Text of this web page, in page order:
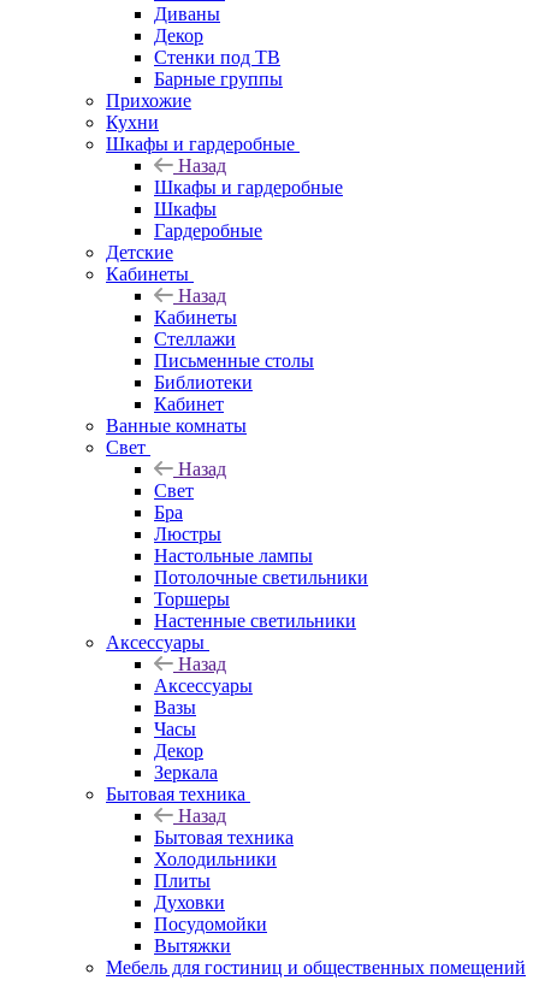
Диваны
Декор
Стенки под ТВ
Барные группы
Прихожие
Кухни
Шкафы и гардеробные
Назад
Шкафы и гардеробные
Шкафы
Гардеробные
Детские
Кабинеты
Назад
Кабинеты
Стеллажи
Письменные столы
Библиотеки
Кабинет
Ванные комнаты
Свет
Назад
Свет
Бра
Люстры
Настольные лампы
Потолочные светильники
Торшеры
Настенные светильники
Аксессуары
Назад
Аксессуары
Вазы
Часы
Декор
Зеркала
Бытовая техника
Назад
Бытовая техника
Холодильники
Плиты
Духовки
Посудомойки
Вытяжки
Мебель для гостиниц и общественных помещений